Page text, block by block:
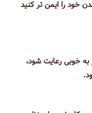
خود را ایمن تر کنید
خوبی رعایت شود،